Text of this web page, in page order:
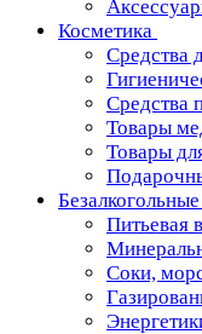
Косметика
Средства
Средства
Товары
Товары
Питьевая
Соки,